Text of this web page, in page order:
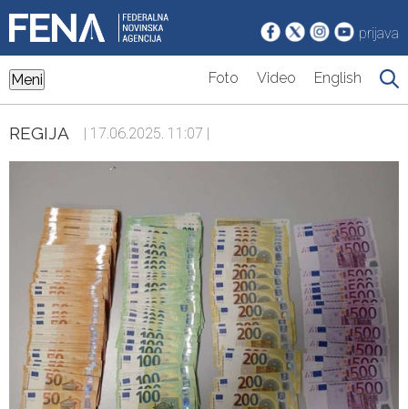
prijava
Meni Foto Video English
REGIJA | 17.06.2025. 11:07 |